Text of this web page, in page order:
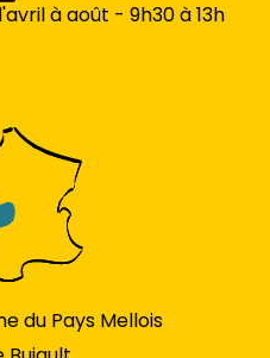
à août - 9h30 à 13h
du Pays Mellois